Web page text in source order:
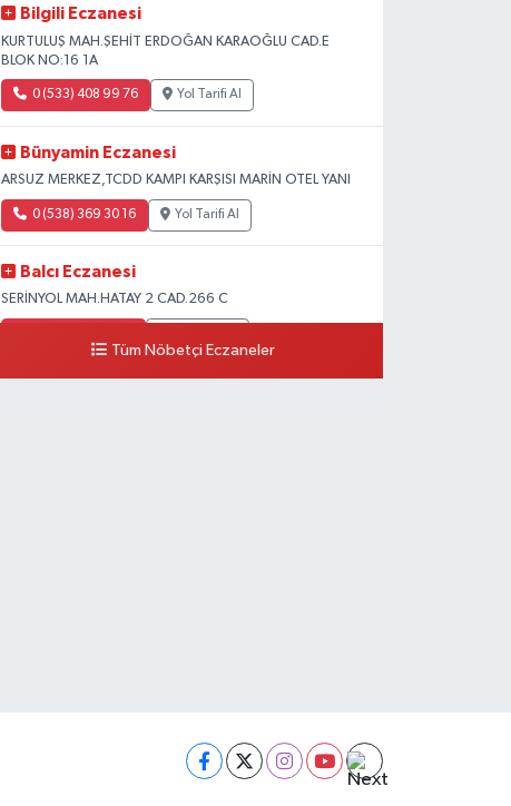
Bilgili Eczanesi
KURTULUŞ MAH.ŞEHİT ERDOĞAN KARAOĞLU CAD.E
BLOK NO:16 1A
0 (533) 408 99 76 Yol Tarifi Al
Bünyamin Eczanesi
ARSUZ MERKEZ,TCDD KAMPI KARŞISI MARİN OTEL YANI
0 (538) 369 30 16 Yol Tarifi Al
Balcı Eczanesi
SERİNYOL MAH.HATAY 2 CAD.266 C
Tüm Nöbetçi Eczaneler